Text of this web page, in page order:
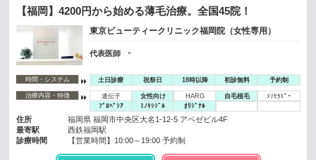
【福岡】4200円から始める薄毛治療。全国45院！
東京ビューティークリニック福岡院（女性専用）
代表医師 -
時間・システム 土日診療 祝祭日 18時以降 初診無料 予約制
治療内容・特徴 遺伝子 女性向け HARG 自毛植毛
ﾒｿｾﾗﾋﾟｰ
ﾌﾟﾛﾍﾟｼｱ
ﾐﾉｷｼｼﾞﾙ ｵﾘｼﾞﾅﾙ
住所
福岡県 福岡市中央区大名1-12-5 アペゼビル4F
最寄駅
西鉄福岡駅
診療時間
【営業時間】10:00～19:00 予約制